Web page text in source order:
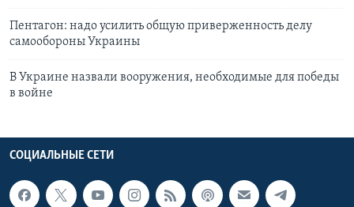
Пентагон: надо усилить общую приверженность делу
самообороны Украины
В Украине назвали вооружения, необходимые для победы
в войне
СОЦИАЛЬНЫЕ СЕТИ